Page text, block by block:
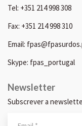
Tel: +351 214 998 308
Fax: +351 214 998 310
Email:
Skype: fpas_portugal
Newsletter
Subscrever a